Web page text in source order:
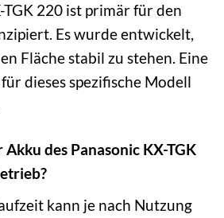
TGK 220 ist primär für den
Es wurde entwickelt,
Fläche stabil zu stehen. Eine
dieses spezifische Modell
des Panasonic KX-TGK
kann je nach Nutzung